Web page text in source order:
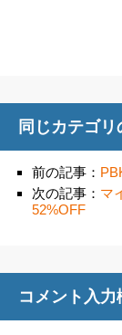
同じカテゴ
前の記事：
次の記事： マ
52%OFF
コメント入力